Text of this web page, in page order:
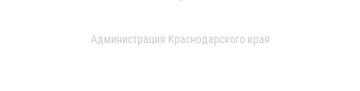
Администрация Краснодарского края